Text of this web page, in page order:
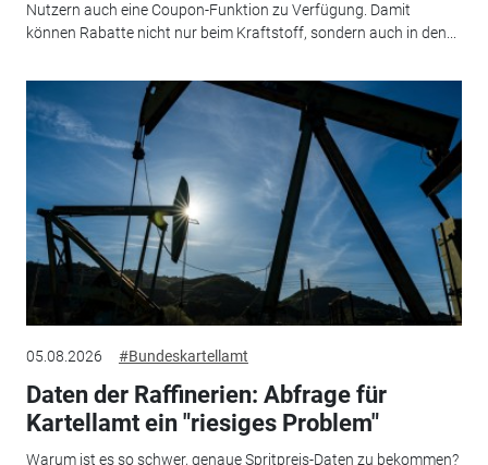
Nutzern auch eine Coupon-Funktion zu Verfügung. Damit
können Rabatte nicht nur beim Kraftstoff, sondern auch in den...
05.08.2026 #Bundeskartellamt
Daten der Raffinerien: Abfrage für
Kartellamt ein "riesiges Problem"
Warum ist es so schwer, genaue Spritpreis-Daten zu bekommen?